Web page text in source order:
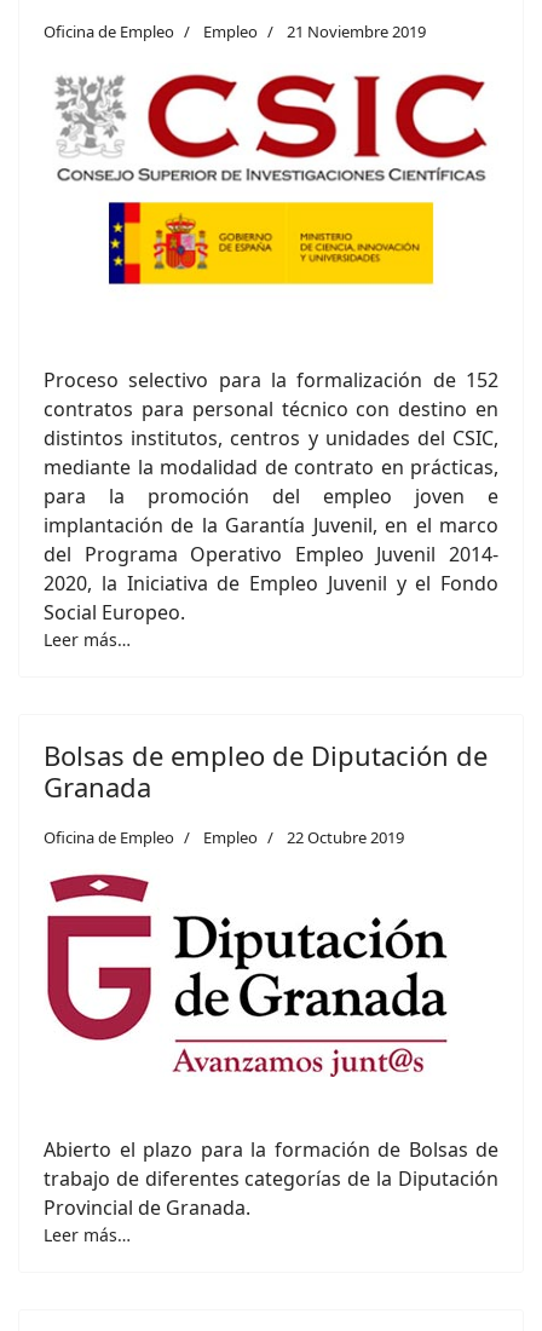
Oficina de Empleo Empleo 21 Noviembre 2019
Proceso selectivo para la formalización de 152
contratos para personal técnico con destino en
distintos institutos, centros y unidades del CSIC,
mediante la modalidad de contrato en prácticas,
para la promoción del empleo joven e
implantación de la Garantía Juvenil, en el marco
del Programa Operativo Empleo Juvenil 2014-
2020, la Iniciativa de Empleo Juvenil y el Fondo
Social Europeo.
Leer más…
Bolsas de empleo de Diputación de
Granada
Oficina de Empleo Empleo 22 Octubre 2019
Abierto el plazo para la formación de Bolsas de
trabajo de diferentes categorías de la Diputación
Provincial de Granada.
Leer más…